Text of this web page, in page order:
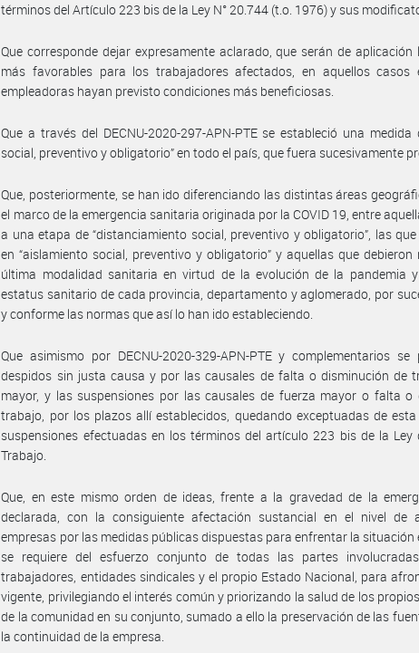
términos del Artículo 223 bis de la Ley N° 20.744 (t.o. 1976) y sus
Que corresponde dejar expresamente aclarado, que serán de aplicación
más favorables para los trabajadores afectados, en aquellos
empleadoras hayan previsto condiciones más beneficiosas.
Que a través del DECNU-2020-297-APN-PTE se estableció una medida
social, preventivo y obligatorio” en todo el país, que fuera sucesivamente
Que, posteriormente, se han ido diferenciando las distintas áreas
el marco de la emergencia sanitaria originada por la COVID 19, entre
a una etapa de “distanciamiento social, preventivo y obligatorio”, las
en “aislamiento social, preventivo y obligatorio” y aquellas que
última modalidad sanitaria en virtud de la evolución de la pandemia
estatus sanitario de cada provincia, departamento y aglomerado, por
y conforme las normas que así lo han ido estableciendo.
Que asimismo por DECNU-2020-329-APN-PTE y complementarios se
despidos sin justa causa y por las causales de falta o disminución de
mayor, y las suspensiones por las causales de fuerza mayor o falta o
trabajo, por los plazos allí establecidos, quedando exceptuadas de
suspensiones efectuadas en los términos del artículo 223 bis de la Ley
Trabajo.
Que, en este mismo orden de ideas, frente a la gravedad de la
declarada, con la consiguiente afectación sustancial en el nivel de
empresas por las medidas públicas dispuestas para enfrentar la situación
se requiere del esfuerzo conjunto de todas las partes
trabajadores, entidades sindicales y el propio Estado Nacional, para
vigente, privilegiando el interés común y priorizando la salud de los
de la comunidad en su conjunto, sumado a ello la preservación de las
la continuidad de la empresa.